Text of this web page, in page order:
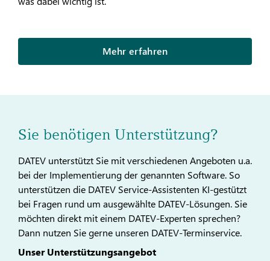
Mehr erfahren
Sie benötigen Unterstützung?
DATEV unterstützt Sie mit verschiedenen Angeboten u.a.
bei der Implementierung der genannten Software. So
unterstützen die DATEV Service-Assistenten KI-gestützt
bei Fragen rund um ausgewählte DATEV-Lösungen. Sie
möchten direkt mit einem DATEV-Experten sprechen?
Dann nutzen Sie gerne unseren DATEV-Terminservice.
Unser Unterstützungsangebot